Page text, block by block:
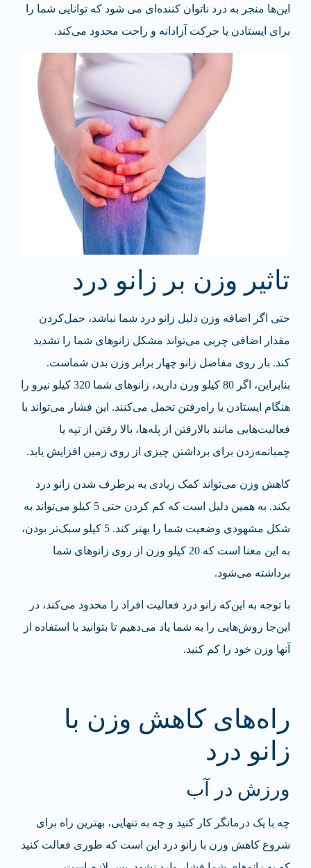
این‌ها منجر به درد ناتوان کننده‌ای می شود که توانایی شما را
برای ایستادن یا حرکت آزادانه و راحت محدود می‌کند.
تاثیر وزن بر زانو درد
حتی اگر اضافه وزن دلیل زانو درد شما نباشد، حمل‌کردن
مقدار اضافی چربی می‌تواند مشکل زانوهای شما را تشدید
کند. بار روی مفاصل زانو چهار برابر وزن بدن شماست.
بنابراین، اگر 80 کیلو وزن دارید، زانوهای شما 320 کیلو نیرو را
هنگام ایستادن یا راه‌رفتن تحمل می‌کنند. این فشار می‌تواند با
فعالیت‌هایی مانند بالا‌رفتن از پله‌ها، بالا رفتن از تپه یا
چمباتمه‌زدن برای برداشتن چیزی از روی زمین افزایش یابد.
کاهش وزن می‌تواند کمک زیادی به برطرف شدن زانو درد
بکند. به همین دلیل است که کم کردن حتی 5 کیلو می‌تواند به
شکل مشهودی وضعیت شما را بهتر کند. 5 کیلو سبک‌تر بودن،
به این معنا است که 20 کیلو وزن از روی زانوهای شما
برداشته می‌شود.
با توجه به این‌که زانو درد فعالیت افراد را محدود می‌کند، در
این‌جا روش‌هایی را به شما یاد می‌دهیم تا بتوانید با استفاده از
آنها وزن خود را کم کنید.
راه‌های کاهش وزن با
زانو درد
ورزش در آب
چه با یک درمانگر کار کنید و چه به تنهایی، بهترین راه برای
شروع کاهش وزن با زانو درد این است که طوری فعالت کنید